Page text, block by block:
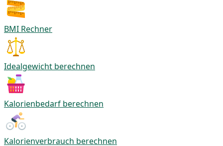
BMI Rechner
Idealgewicht berechnen
Kalorienbedarf berechnen
Kalorienverbrauch berechnen